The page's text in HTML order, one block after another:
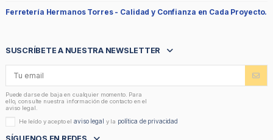
Ferretería Hermanos Torres - Calidad y Confianza en Cada Proyecto.
SUSCRÍBETE A NUESTRA NEWSLETTER
Puede darse de baja en cualquier momento. Para
ello, consulte nuestra información de contacto en el
aviso legal.
He leído y acepto elaviso legal y la política de privacidad